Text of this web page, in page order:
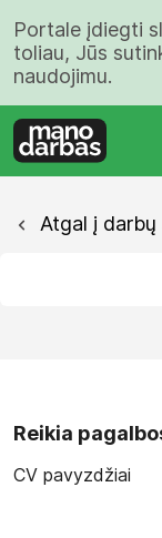
Portale įdiegti
toliau, Jūs
naudojimu.
Atgal į darbų
Reikia
CV pavyzdžiai